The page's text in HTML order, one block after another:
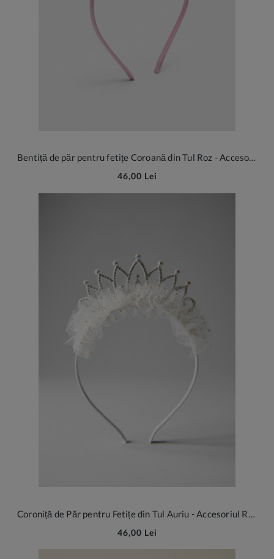
Bentiță de păr pentru fetițe Coroană din Tul Roz - Accesoriul Regal pentru Micile Prințese
46,00 Lei
Coroniță de Păr pentru Fetițe din Tul Auriu - Accesoriul Regal pentru Micile Prințese
46,00 Lei